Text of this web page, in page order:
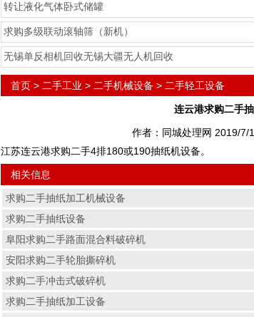
转让液化气体卧式储罐
求购多级联动滚轴筛（新机）
无锡单反相机回收无锡大疆无人机回收
首页> 二手工业 > 二手机械设备 > 二手轻工设备
连云港求购二手
作者：同城处理网 2019/7/
江苏连云港求购二手4排180或190抽纸机设备。
相关信息
求购二手抽纸加工机械设备
求购二手抽纸设备
阜阳求购二手路面混合料破碎机
安阳求购二手轮胎撕碎机
求购二手冲击式破碎机
求购二手抽纸加工设备